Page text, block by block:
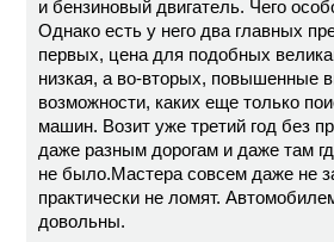
и бензиновый двигатель. Чего
Однако есть у него два главных
первых, цена для подобных
низкая, а во-вторых, повышенные
возможности, каких еще только
машин. Возит уже третий год без
даже разным дорогам и даже там
не было.Мастера совсем даже не
практически не ломят.
довольны.